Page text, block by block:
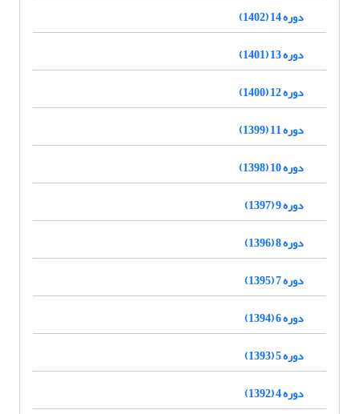
دوره 14 (1402)
دوره 13 (1401)
دوره 12 (1400)
دوره 11 (1399)
دوره 10 (1398)
دوره 9 (1397)
دوره 8 (1396)
دوره 7 (1395)
دوره 6 (1394)
دوره 5 (1393)
دوره 4 (1392)